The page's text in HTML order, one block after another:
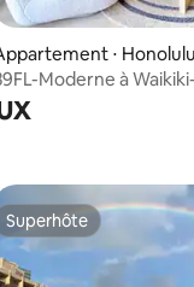
sur 5
sur la base de
⋅ Honolulu
Moderne à
Superhôte
Superhôte